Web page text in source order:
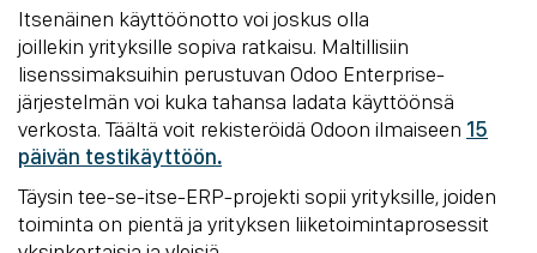
Itsenäinen käyttöönotto voi joskus olla
joillekin yrityksille sopiva ratkaisu. Maltillisiin
lisenssimaksuihin perustuvan Odoo Enterprise-
järjestelmän voi kuka tahansa ladata käyttöönsä
verkosta. Täältä voit rekisteröidä Odoon ilmaiseen 15
päivän testikäyttöön.
Täysin tee-se-itse-ERP-projekti sopii yrityksille, joiden
toiminta on pientä ja yrityksen liiketoimintaprosessit